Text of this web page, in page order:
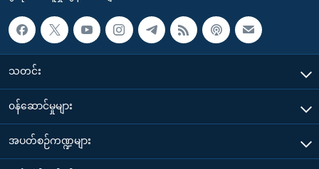
သတင်း
၀န်ဆောင်မှုများ
အပတ်စဉ်ကဏ္ဍများ